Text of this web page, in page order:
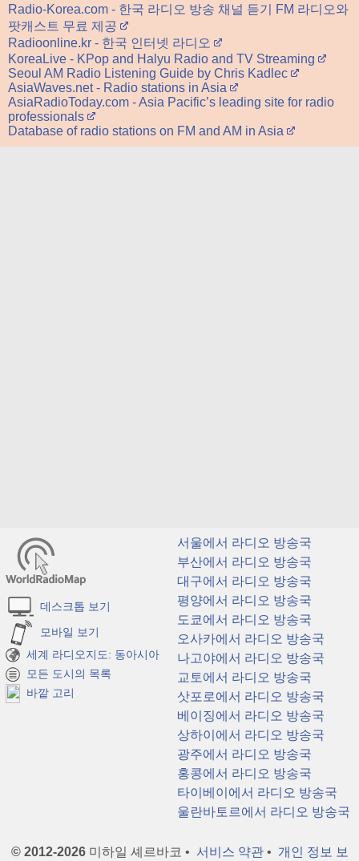
Radio-Korea.com - 한국 라디오 방송 채널 듣기 FM 라디오와
팟캐스트 무료 제공
Radioonline.kr - 한국 인터넷 라디오
KoreaLive - KPop and Halyu Radio and TV Streaming
Seoul AM Radio Listening Guide by Chris Kadlec
AsiaWaves.net - Radio stations in Asia
AsiaRadioToday.com - Asia Pacific’s leading site for radio
professionals
Database of radio stations on FM and AM in Asia
데스크톱 보기
모바일 보기
세계 라디오지도: 동아시아
모든 도시의 목록
바깥 고리
서울에서 라디오 방송국
부산에서 라디오 방송국
대구에서 라디오 방송국
평양에서 라디오 방송국
도쿄에서 라디오 방송국
오사카에서 라디오 방송국
나고야에서 라디오 방송국
교토에서 라디오 방송국
삿포로에서 라디오 방송국
베이징에서 라디오 방송국
상하이에서 라디오 방송국
광주에서 라디오 방송국
홍콩에서 라디오 방송국
타이베이에서 라디오 방송국
울란바토르에서 라디오 방송국
© 2012-2026미하일 셰르바코 • 서비스 약관• 개인 정보 보